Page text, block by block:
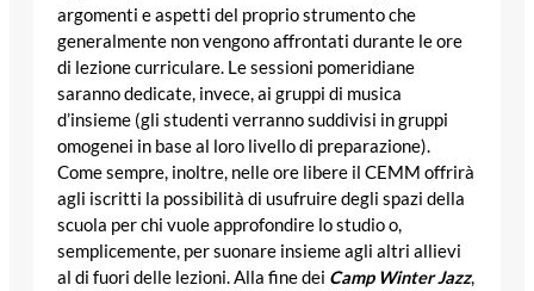
argomenti e aspetti del proprio strumento che
generalmente non vengono affrontati durante le ore
di lezione curriculare. Le sessioni pomeridiane
saranno dedicate, invece, ai gruppi di musica
d’insieme (gli studenti verranno suddivisi in gruppi
omogenei in base al loro livello di preparazione).
Come sempre, inoltre, nelle ore libere il CEMM offrirà
agli iscritti la possibilità di usufruire degli spazi della
scuola per chi vuole approfondire lo studio o,
semplicemente, per suonare insieme agli altri allievi
al di fuori delle lezioni. Alla fine dei Camp Winter Jazz,